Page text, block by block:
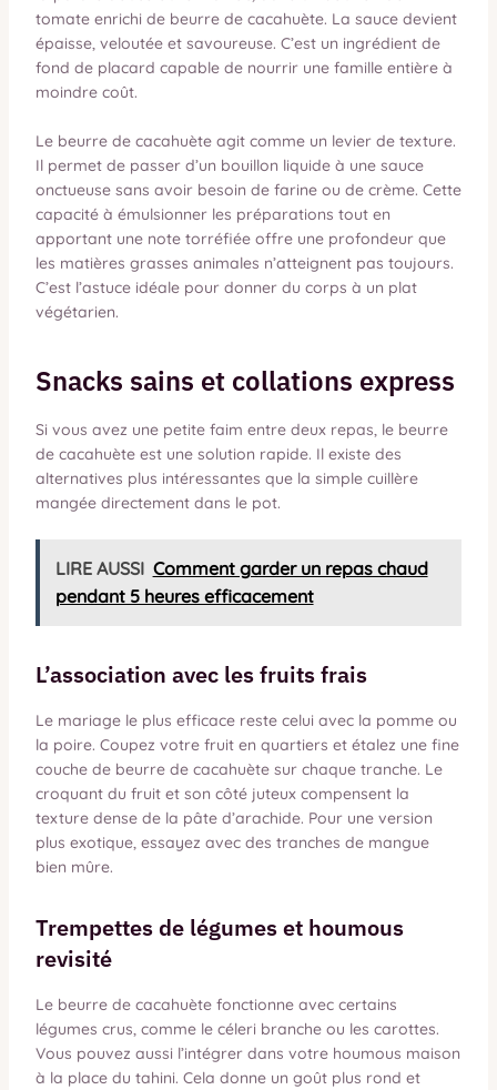
tomate enrichi de beurre de cacahuète. La sauce devient
épaisse, veloutée et savoureuse. C’est un ingrédient de
fond de placard capable de nourrir une famille entière à
moindre coût.
Le beurre de cacahuète agit comme un levier de texture.
Il permet de passer d’un bouillon liquide à une sauce
onctueuse sans avoir besoin de farine ou de crème. Cette
capacité à émulsionner les préparations tout en
apportant une note torréfiée offre une profondeur que
les matières grasses animales n’atteignent pas toujours.
C’est l’astuce idéale pour donner du corps à un plat
végétarien.
Snacks sains et collations express
Si vous avez une petite faim entre deux repas, le beurre
de cacahuète est une solution rapide. Il existe des
alternatives plus intéressantes que la simple cuillère
mangée directement dans le pot.
LIRE AUSSI Comment garder un repas chaud
pendant 5 heures efficacement
L’association avec les fruits frais
Le mariage le plus efficace reste celui avec la pomme ou
la poire. Coupez votre fruit en quartiers et étalez une fine
couche de beurre de cacahuète sur chaque tranche. Le
croquant du fruit et son côté juteux compensent la
texture dense de la pâte d’arachide. Pour une version
plus exotique, essayez avec des tranches de mangue
bien mûre.
Trempettes de légumes et houmous
revisité
Le beurre de cacahuète fonctionne avec certains
légumes crus, comme le céleri branche ou les carottes.
Vous pouvez aussi l’intégrer dans votre houmous maison
à la place du tahini. Cela donne un goût plus rond et